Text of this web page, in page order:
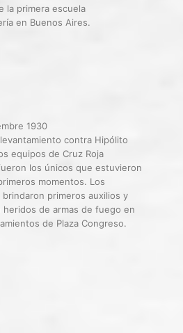
la primera escuela
en Buenos Aires.
1930
contra Hipólito
equipos de Cruz Roja
los únicos que estuvieron
momentos. Los
primeros auxilios y
heridos de armas de fuego en
de Plaza Congreso.